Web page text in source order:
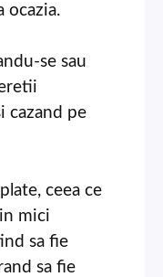
ocazia.
se sau
cazand pe
ceea ce
mici
sa fie
sa fie